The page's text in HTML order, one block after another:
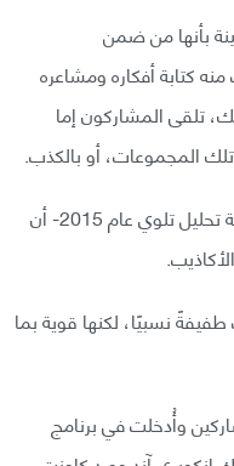
بأنها من ضمن
كتابة أفكاره ومشاعره
تلقى المشاركون إما
المجموعات، أو بالكذب.
أظهرت دراسات سابقة -من ضمنها دراسة تحليل تلوي عام 2015- أن
نسبيًا، لكنها قوية بما
وأُدخلت في برنامج